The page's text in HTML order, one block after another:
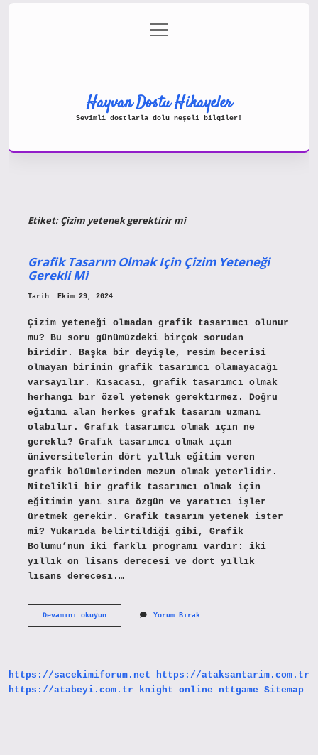
Gizlilik Politikası
menüyü
aç
Hayvan Dostu Hikayeler
Sevimli dostlarla dolu neşeli bilgiler!
Etiket:Çizim yetenek gerektirir mi
Grafik Tasarım Olmak Için Çizim Yeteneği
Gerekli Mi
Tarih: Ekim 29, 2024
Çizim yeteneği olmadan grafik tasarımcı olunur
mu? Bu soru günümüzdeki birçok sorudan
biridir. Başka bir deyişle, resim becerisi
olmayan birinin grafik tasarımcı olamayacağı
varsayılır. Kısacası, grafik tasarımcı olmak
herhangi bir özel yetenek gerektirmez. Doğru
eğitimi alan herkes grafik tasarım uzmanı
olabilir. Grafik tasarımcı olmak için ne
gerekli? Grafik tasarımcı olmak için
üniversitelerin dört yıllık eğitim veren
grafik bölümlerinden mezun olmak yeterlidir.
Nitelikli bir grafik tasarımcı olmak için
eğitimin yanı sıra özgün ve yaratıcı işler
üretmek gerekir. Grafik tasarım yetenek ister
mi? Yukarıda belirtildiği gibi, Grafik
Bölümü’nün iki farklı programı vardır: iki
yıllık ön lisans derecesi ve dört yıllık
lisans derecesi.…
Devamını okuyunGrafik
Gerekli
Yorum Bırak
https://sacekimiforum.net
https://ataksantarim.com.tr
https://atabeyi.com.tr
knight online nttgame Sitemap